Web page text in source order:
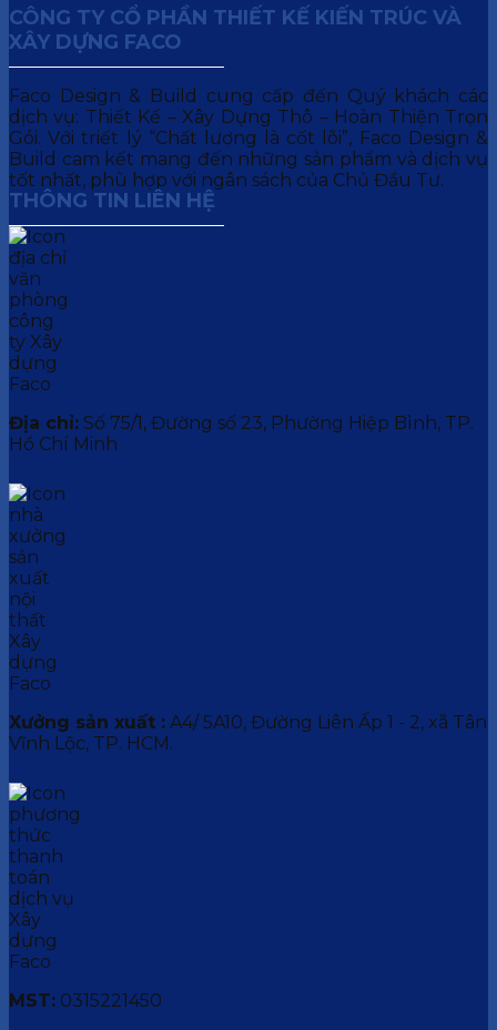
CÔNG TY CỔ PHẦN THIẾT KẾ KIẾN TRÚC VÀ
XÂY DỰNG FACO
Faco Design & Build cung cấp đến Quý khách các
dịch vụ: Thiết Kế – Xây Dựng Thô – Hoàn Thiện Trọn
Gói. Với triết lý “Chất lượng là cốt lõi”, Faco Design &
Build cam kết mang đến những sản phẩm và dịch vụ
tốt nhất, phù hợp với ngân sách của Chủ Đầu Tư.
THÔNG TIN LIÊN HỆ
Địa chỉ: Số 75/1, Đường số 23, Phường Hiệp Bình, TP.
Hồ Chí Minh
Xưởng sản xuất : A4/ 5A10, Đường Liên Ấp 1 - 2, xã Tân
Vĩnh Lộc, TP. HCM.
MST: 0315221450